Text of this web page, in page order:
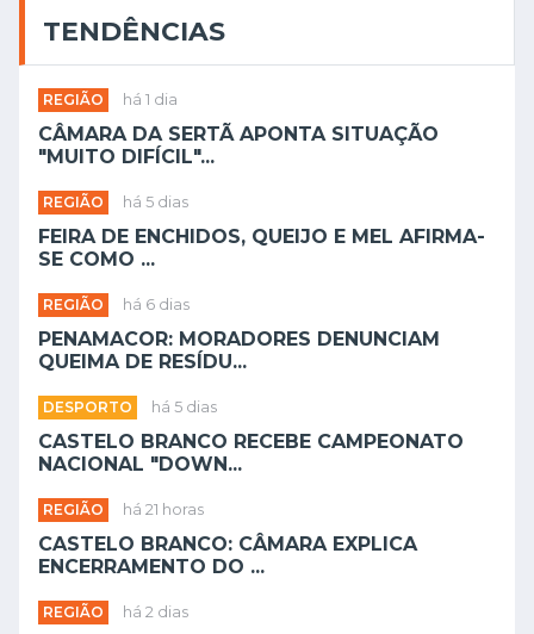
TENDÊNCIAS
REGIÃO há 1 dia
CÂMARA DA SERTÃ APONTA SITUAÇÃO
"MUITO DIFÍCIL"...
REGIÃO há 5 dias
FEIRA DE ENCHIDOS, QUEIJO E MEL AFIRMA-
SE COMO ...
REGIÃO há 6 dias
PENAMACOR: MORADORES DENUNCIAM
QUEIMA DE RESÍDU...
DESPORTO há 5 dias
CASTELO BRANCO RECEBE CAMPEONATO
NACIONAL "DOWN...
REGIÃO há 21 horas
CASTELO BRANCO: CÂMARA EXPLICA
ENCERRAMENTO DO ...
REGIÃO há 2 dias